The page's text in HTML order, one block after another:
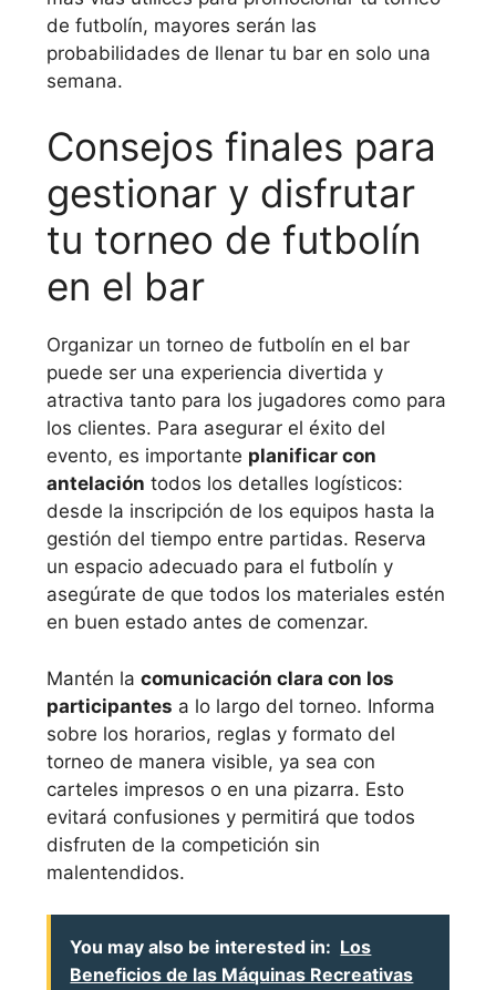
de futbolín, mayores serán las
probabilidades de llenar tu bar en solo una
semana.
Consejos finales para
gestionar y disfrutar
tu torneo de futbolín
en el bar
Organizar un torneo de futbolín en el bar
puede ser una experiencia divertida y
atractiva tanto para los jugadores como para
los clientes. Para asegurar el éxito del
evento, es importante planificar con
antelación todos los detalles logísticos:
desde la inscripción de los equipos hasta la
gestión del tiempo entre partidas. Reserva
un espacio adecuado para el futbolín y
asegúrate de que todos los materiales estén
en buen estado antes de comenzar.
Mantén lacomunicación clara con los
participantes a lo largo del torneo. Informa
sobre los horarios, reglas y formato del
torneo de manera visible, ya sea con
carteles impresos o en una pizarra. Esto
evitará confusiones y permitirá que todos
disfruten de la competición sin
malentendidos.
You may also be interested in: Los
Beneficios de las Máquinas Recreativas